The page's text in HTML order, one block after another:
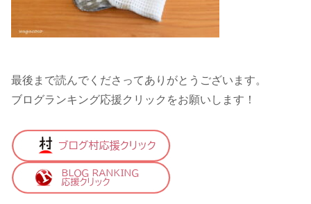
最後まで読んでくださってありがとうございます。
ブログランキング応援クリックをお願いします！